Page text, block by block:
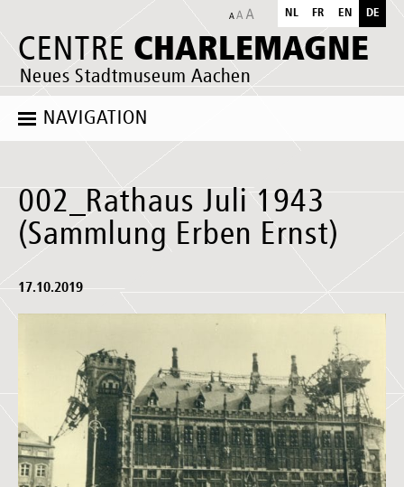
CENTRE CHARLEMAGNE
Neues Stadtmuseum Aachen
NL FR EN DE
NAVIGATION
002_Rathaus Juli 1943
(Sammlung Erben Ernst)
17.10.2019